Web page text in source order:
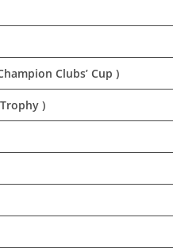
Clubs’ Cup )
Trophy )